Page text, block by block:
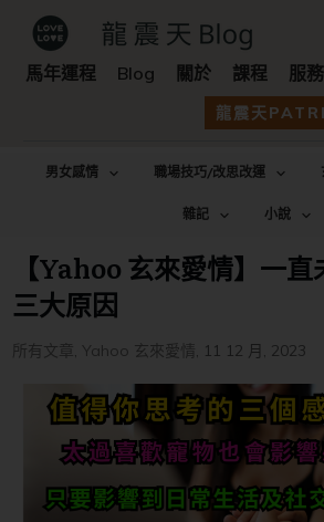
馬年運程 Blog 關於 課程 服務
龍震天
男女感情 職場技巧/改思改運
雜記
小說
【Yahoo 玄來愛情】一
三大原因
所有文章 , Yahoo 玄來愛情 , 11 12 月, 2023